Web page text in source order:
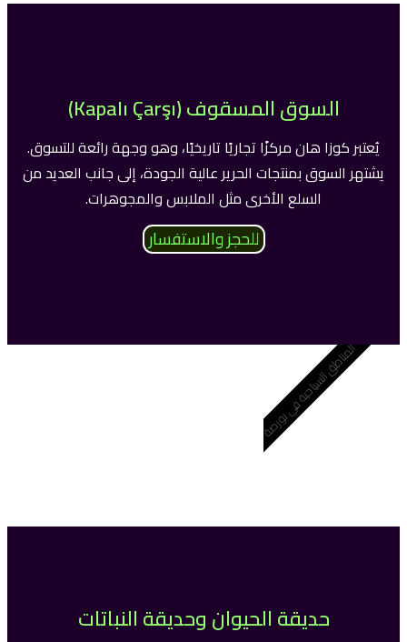
السوق المسقوف (Kapalı Çarşı)
يُعتبر كوزا هان مركزًا تجاريًا تاريخيًا، وهو وجهة رائعة للتسوق.
يشتهر السوق بمنتجات الحرير عالية الجودة، إلى جانب العديد من
السلع الأخرى مثل الملابس والمجوهرات.
للحجز والاستفسار
حديقة الحيوان وحديقة النباتات
المناطق السياحية في بورصة